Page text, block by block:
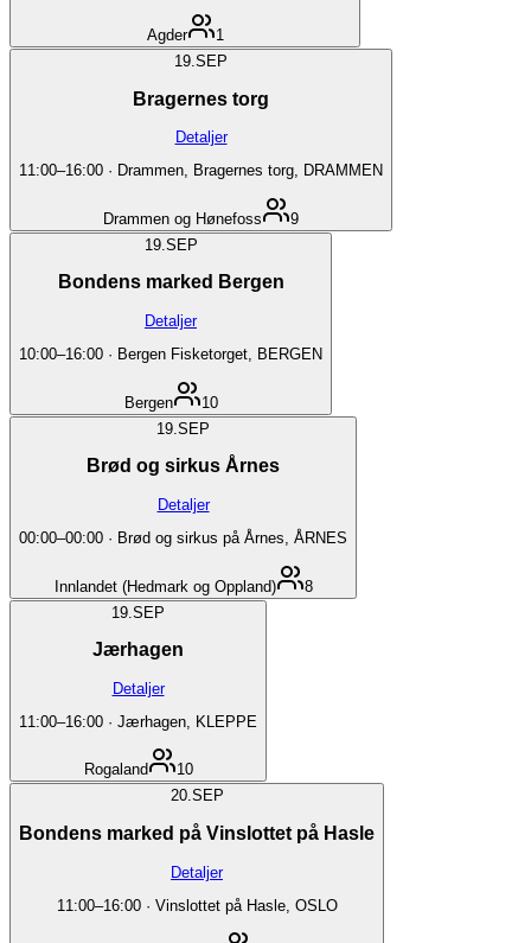
Agder
1
19. SEP
Bragernes torg
Detaljer
11:00–16:00 · Drammen, Bragernes torg, DRAMMEN
Drammen og Hønefoss
9
19. SEP
Bondens marked Bergen
Detaljer
10:00–16:00 · Bergen Fisketorget, BERGEN
Bergen
10
19. SEP
Brød og sirkus Årnes
Detaljer
00:00–00:00 · Brød og sirkus på Årnes, ÅRNES
Innlandet (Hedmark og Oppland)
8
19. SEP
Jærhagen
Detaljer
11:00–16:00 · Jærhagen, KLEPPE
Rogaland
10
20.SEP
Bondens marked på Vinslottet på Hasle
Detaljer
11:00–16:00· Vinslottet på Hasle, OSLO